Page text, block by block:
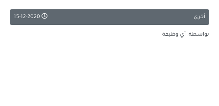
أخرى
بواسطة: أي وظيفة